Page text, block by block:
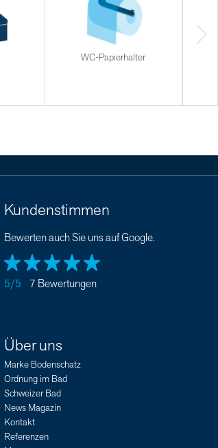
WC-Papierhalter
Kundenstimmen
Bewerten auch Sie uns auf Google.
5/5 7 Bewertungen
Über uns
Marke Bodenschatz
Ordnung im Bad
Schweizer Bad
News Magazin
Kontakt
Referenzen